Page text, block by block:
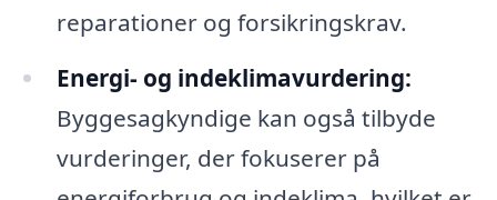
reparationer og forsikringskrav.
Energi- og indeklimavurdering:
Byggesagkyndige kan også tilbyde
vurderinger, der fokuserer på